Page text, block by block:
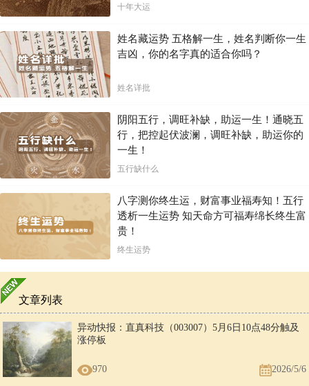
十年大运
姓名藏运势 五格解一生，姓名判断你一生
吉凶，你的名字真的适合你吗？
姓名详批
阴阳五行，调旺补缺，助运一生！通晓五
行，把控起伏波澜，调旺补缺，助运你的
一生！
五行缺什么
八字测你终生运，财富事业福寿知！五行
透析一生运势 知天命方可福寿绵长终生富
贵！
终生运势
文章列表
异动快报：直真科技（003007）5月6日10点48分触及
涨停板
970 2026/5/6